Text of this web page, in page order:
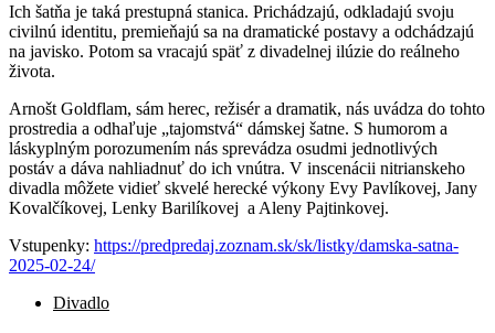
Ich šatňa je taká prestupná stanica. Prichádzajú, odkladajú svoju
civilnú identitu, premieňajú sa na dramatické postavy a odchádzajú
na javisko. Potom sa vracajú späť z divadelnej ilúzie do reálneho
života.
Arnošt Goldflam, sám herec, režisér a dramatik, nás uvádza do tohto
prostredia a odhaľuje „tajomstvá“ dámskej šatne. S humorom a
láskyplným porozumením nás sprevádza osudmi jednotlivých
postáv a dáva nahliadnuť do ich vnútra. V inscenácii nitrianskeho
divadla môžete vidieť skvelé herecké výkony Evy Pavlíkovej, Jany
Kovalčíkovej, Lenky Barilíkovej a Aleny Pajtinkovej.
Vstupenky: https://predpredaj.zoznam.sk/sk/listky/damska-satna-
2025-02-24/
Divadlo